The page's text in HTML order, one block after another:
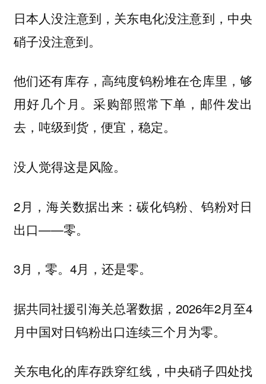
日本人没注意到，关东电化没注意到，中央
硝子没注意到。
他们还有库存，高纯度钨粉堆在仓库里，够
用好几个月。采购部照常下单，邮件发出
去，吨级到货，便宜，稳定。
没人觉得这是风险。
2月，海关数据出来：碳化钨粉、钨粉对日
出口——零。
3月，零。4月，还是零。
据共同社援引海关总署数据，2026年2月至4
月中国对日钨粉出口连续三个月为零。
关东电化的库存跌穿红线，中央硝子四处找